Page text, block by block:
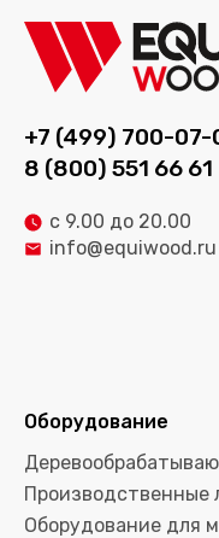
+7 (499) 700-07-
8 (800) 551 66 61
с 9.00 до 20.00
info@equiwood.ru
Оборудование
Производственные
Оборудование для